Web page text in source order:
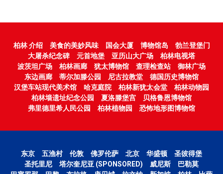
柏林 介绍 美食的美妙风味 国会大厦 博物馆岛
勃兰登堡门
大屠杀纪念碑
元首地堡 亚历山大广场
柏林电视塔
波茨坦广场
柏林画廊 犹太博物馆 查理检查站
御林广场
东边画廊
蒂尔加滕公园 尼古拉教堂
德国历史博物馆
汉堡车站现代美术馆
哈克庭院 柏林新犹太会堂
柏林动物园
柏林墙遗址纪念公园
夏洛滕堡宫
贝格鲁恩博物馆
弗里德里希人民公园
柏林植物园 恐怖地形图博物馆
东京 五渔村 伦敦 佛罗伦萨 北京 华盛顿
圣彼得堡
圣托里尼
塔尔奎尼亚 (SPONSORED) 威尼斯
巴勒莫